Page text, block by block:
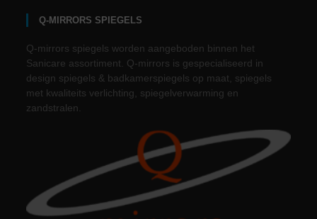
Q-MIRRORS SPIEGELS
Q-mirrors spiegels worden aangeboden binnen het
Sanicare assortiment. Q-mirrors is gespecialiseerd in
design spiegels & badkamerspiegels op maat, spiegels
met kwaliteits verlichting, spiegelverwarming en
zandstralen.